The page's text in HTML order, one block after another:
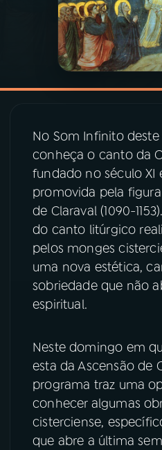
PROGRAMAS
PODCASTS
08PRÊMIO RÁDIO MEC
ACOMPANHE A RÁDIO MEC
YouTube
Instagram
No Som Infinito deste
conheça o canto da
fundado no século XI
promovida pela
de Claraval (1090-
do canto litúrgico
pelos monges
uma nova estética,
sobriedade que não
espiritual.
Neste domingo em
esta da Ascensão de
programa traz uma
conhecer algumas
cisterciense,
que abre a última